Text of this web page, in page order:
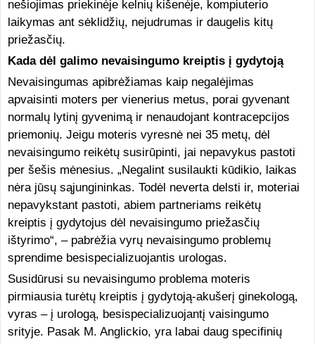
nešiojimas priekinėje kelnių kišenėje, kompiuterio
laikymas ant sėklidžių, nejudrumas ir daugelis kitų
priežasčių.
Kada dėl galimo nevaisingumo kreiptis į gydytoją
Nevaisingumas apibrėžiamas kaip negalėjimas
apvaisinti moters per vienerius metus, porai gyvenant
normalų lytinį gyvenimą ir nenaudojant kontracepcijos
priemonių. Jeigu moteris vyresnė nei 35 metų, dėl
nevaisingumo reikėtų susirūpinti, jai nepavykus pastoti
per šešis mėnesius. „Negalint susilaukti kūdikio, laikas
nėra jūsų sąjungininkas. Todėl neverta delsti ir, moteriai
nepavykstant pastoti, abiem partneriams reikėtų
kreiptis į gydytojus dėl nevaisingumo priežasčių
ištyrimo“, – pabrėžia vyrų nevaisingumo problemų
sprendime besispecializuojantis urologas.
Susidūrusi su nevaisingumo problema moteris
pirmiausia turėtų kreiptis į gydytoją-akušerį ginekologą,
vyras – į urologą, besispecializuojantį vaisingumo
srityje. Pasak M. Anglickio, yra labai daug specifinių